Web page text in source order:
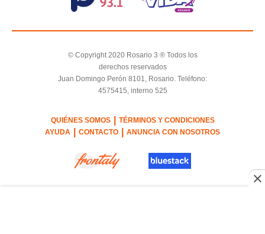
© Copyright 2020 Rosario 3 ® Todos los
derechos reservados
Juan Domingo Perón 8101, Rosario. Teléfono:
4575415, interno 525
QUIÉNES SOMOS
TÉRMINOS Y CONDICIONES
AYUDA
CONTACTO ANUNCIA CON NOSOTROS